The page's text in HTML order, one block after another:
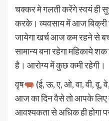
चक्कर मे गलती करेंगे स्वयं ही
करके। व्यवसाय में आज बिक्री
जायेगा खर्च आज कम रहने से
सामान्य बना रहेगा महिकाये
है। आरोग्य में कुछ कमी रहेगी।
वृष
(ई, ऊ, ए, ओ, वा, वी, वू,
आज का दिन वैसे तो आपके लिए
आवश्यकता से अधिक ही होगा